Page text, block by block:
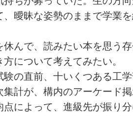
、曖昧な姿勢のままで学業
んで、読みたい本を思う
について考えてみたい。
の直前、十いくつある工
集計が、構内のアーケード
点によって、進級先が振り